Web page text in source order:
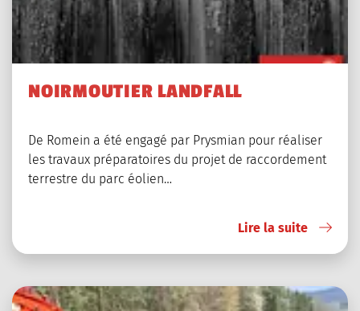
NOIRMOUTIER LANDFALL
De Romein a été engagé par Prysmian pour réaliser
les travaux préparatoires du projet de raccordement
terrestre du parc éolien…
Lire la suite